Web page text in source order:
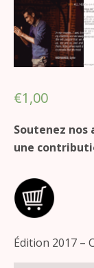
€1,00
Soutenez
une
Édition 2017 –